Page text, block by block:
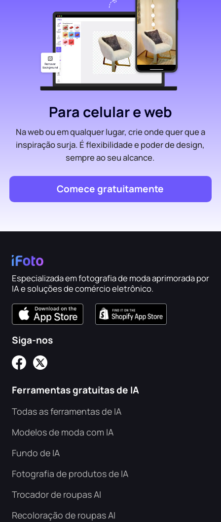
Para celular e web
Na web ou em qualquer lugar, crie onde quer que a
inspiração surja. É flexibilidade e poder de design,
sempre ao seu alcance.
Comece gratuitamente
Especializada em fotografia de moda aprimorada por
IA e soluções de comércio eletrônico.
Siga-nos
Ferramentas gratuitas de IA
Todas as ferramentas de IA
Modelos de moda com IA
Fundo de IA
Fotografia de produtos de IA
Trocador de roupas AI
Recoloração de roupas AI